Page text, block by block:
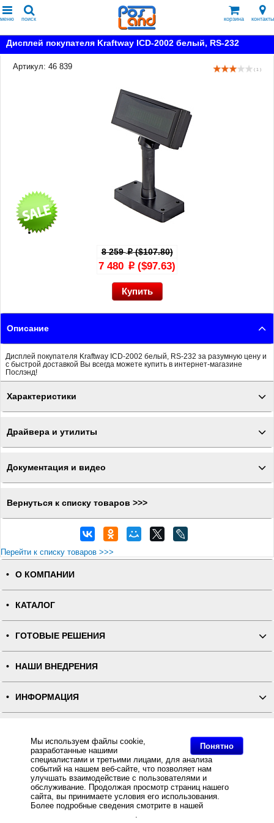
Понятно
Мы используем файлы cookie,
разработанные нашими
специалистами и третьими лицами, для анализа
событий на нашем веб-сайте, что позволяет нам
улучшать взаимодействие с пользователями и
обслуживание. Продолжая просмотр страниц нашего
сайта, вы принимаете условия его использования.
Более подробные сведения смотрите в нашей
.
меню поиск корзина контакты
Дисплей покупателя Kraftway ICD-2002 белый, RS-232
Артикул: 46 839 ( 1 )
8 259p($107.80)
7 480 p ($97.63)
Описание
Дисплей покупателя Kraftway ICD-2002 белый, RS-232 за разумную цену и
с быстрой доставкой Вы всегда можете купить в интернет-магазине
Послэнд!
Характеристики
Драйвера и утилиты
Документация и видео
Вернуться к списку товаров >>>
Перейти к списку товаров >>>
О КОМПАНИИ
КАТАЛОГ
ГОТОВЫЕ РЕШЕНИЯ
НАШИ ВНЕДРЕНИЯ
ИНФОРМАЦИЯ
ПОЛНАЯ ВЕРСИЯ
Интернет-магазин "ПОСЛЭНД" - торгового оборудования, оборудования для автоматизации общепита и
торговли, расходных материалов
Все права защищены, ООО "ПОСЛЭНД" © 2008-2026.
Политика конфиденциальности
Основное: Дисплей покупателя Kraftway ICD-2002 белый, RS-232, Дисплей покупателя Kraftway ICD-
2002 белый, RS-232 купить с доставкой по всей России, самовывоз из Москвы, Дисплей покупателя